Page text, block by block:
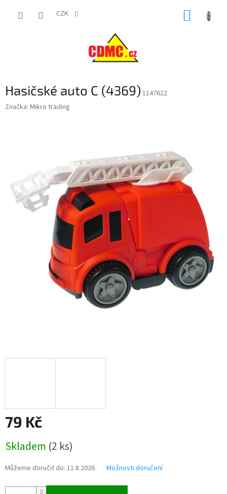
CZK
Hasičské auto C (4369) 1147622
Značka: Mikro trading
79 Kč
cena:
Skladem (2 ks)
Můžeme doručit do: 11.8.2026 Možnosti doručení